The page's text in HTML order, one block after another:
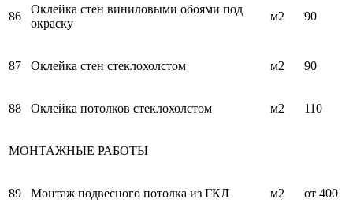
86
Оклейка стен виниловыми обоями под
окраску
м2 90
87 Оклейка стен стеклохолстом м2 90
88 Оклейка потолков стеклохолстом м2 110
МОНТАЖНЫЕ РАБОТЫ
89 Монтаж подвесного потолка из ГКЛ м2 от 400